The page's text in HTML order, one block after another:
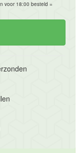
voor 18:00 besteld =